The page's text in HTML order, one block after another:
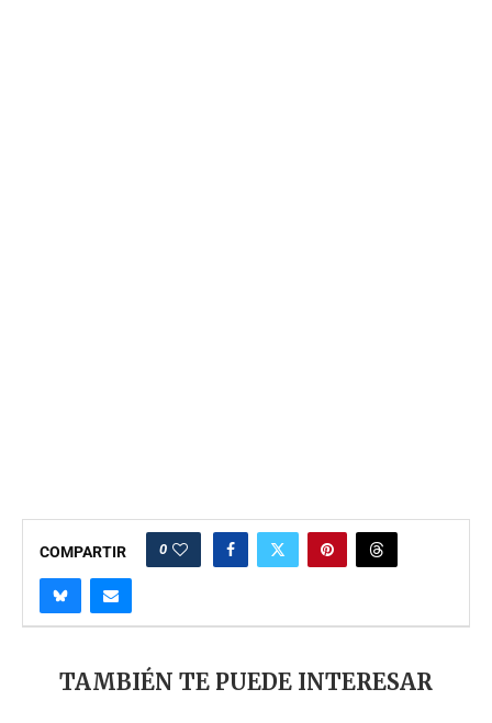
COMPARTIR 0
TAMBIÉN TE PUEDE INTERESAR